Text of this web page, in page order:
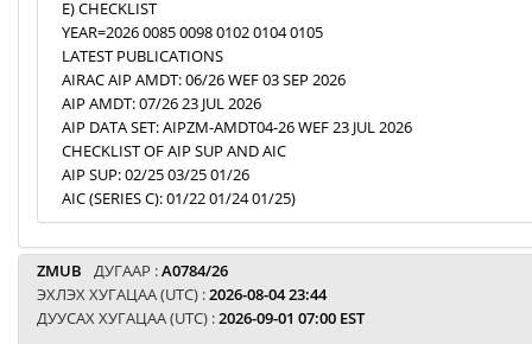
E) CHECKLIST
YEAR=2026 0085 0098 0102 0104 0105
LATEST PUBLICATIONS
AIRAC AIP AMDT: 06/26 WEF 03 SEP 2026
AIP AMDT: 07/26 23 JUL 2026
AIP DATA SET: AIPZM-AMDT04-26 WEF 23 JUL 2026
CHECKLIST OF AIP SUP AND AIC
AIP SUP: 02/25 03/25 01/26
AIC (SERIES C): 01/22 01/24 01/25)
ZMUB ДУГААР :A0784/26
ЭХЛЭХ ХУГАЦАА (UTC) :2026-08-04 23:44
ДУУСАХ ХУГАЦАА (UTC) :2026-09-01 07:00 EST